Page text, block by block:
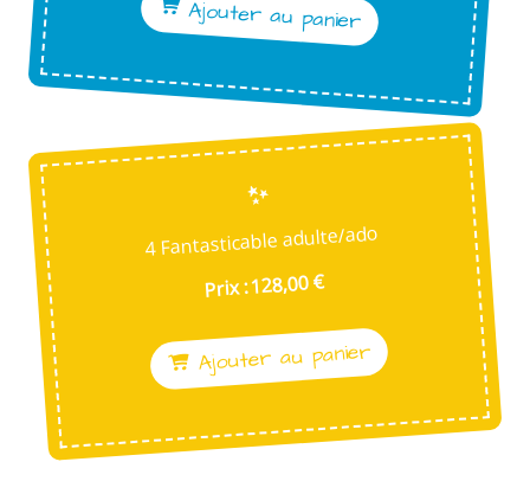
Ajouter au panier
4 Fantasticable adulte/ado
Prix : 128,00 €
Ajouter au panier